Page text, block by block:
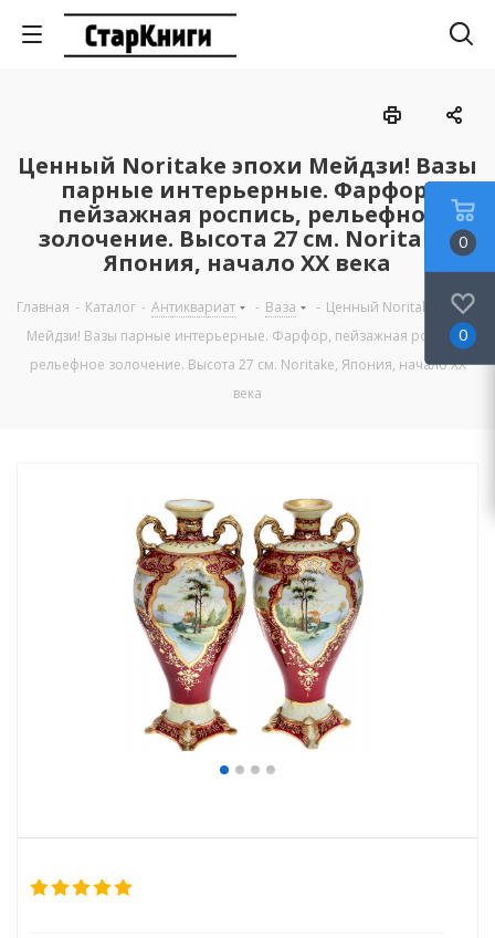
Ценный Noritake эпохи Мейдзи! Вазы
парные интерьерные. Фарфор,
пейзажная роспись, рельефное
золочение. Высота 27 см. Noritake,
Япония, начало ХХ века
Главная - Каталог - Антиквариат - Ваза - Ценный Noritake эпохи
Мейдзи! Вазы парные интерьерные. Фарфор, пейзажная роспись,
рельефное золочение. Высота 27 см. Noritake, Япония, начало ХХ
века
0
0